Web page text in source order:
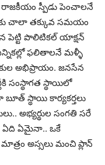
రాజకీయం స్పీడు పెంచాలనే
చాలా తక్కువ సమయం
పెట్టి పొలిటికల్ యాక్షన్
ఫలితాలనే మళ్ళీ
అభిప్రాయం. జనసేన
సంస్థాగత స్థాయిలో
స్థాయి కార్యకర్తలు
అభ్యర్థుల సంగతి సరే
ఏది ఏమైనా.. ఒకే
అస్సలు మంచి ప్లాన్